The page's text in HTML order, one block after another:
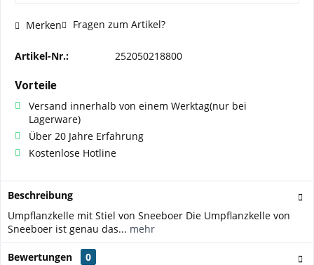
Merken Fragen zum Artikel?
Artikel-Nr.: 252050218800
Vorteile
Versand innerhalb von einem Werktag(nur bei
Lagerware)
Über 20 Jahre Erfahrung
Kostenlose Hotline
Beschreibung
Umpflanzkelle mit Stiel von Sneeboer Die Umpflanzkelle von
Sneeboer ist genau das... mehr
Bewertungen
0